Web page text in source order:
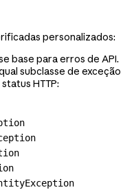
personalizados:
base para erros de API.
subclasse de exceção
HTTP: